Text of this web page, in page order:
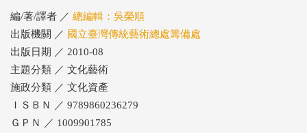
編/著/譯者 ／ 總編輯：吳榮順
出版機關 ／ 國立臺灣傳統藝術總處籌備處
出版日期 ／ 2010-08
主題分類 ／ 文化藝術
施政分類 ／ 文化資產
ＩＳＢＮ ／ 9789860236279
ＧＰＮ ／ 1009901785